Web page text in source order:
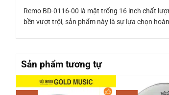
Remo BD-0116-00 là mặt trống 16 inch chất
bền vượt trội, sản phẩm này là sự lựa chọn
Sản phẩm tương tự